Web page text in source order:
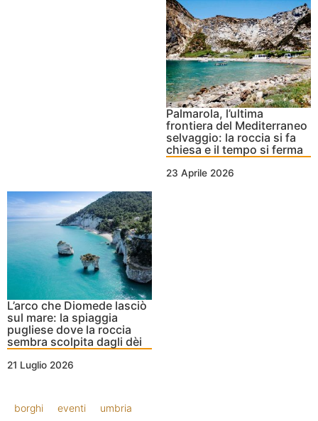
Palmarola, l’ultima
frontiera del Mediterraneo
selvaggio: la roccia si fa
chiesa e il tempo si ferma
23 Aprile 2026
L’arco che Diomede lasciò
sul mare: la spiaggia
pugliese dove la roccia
sembra scolpita dagli dèi
21 Luglio 2026
borghi eventi umbria